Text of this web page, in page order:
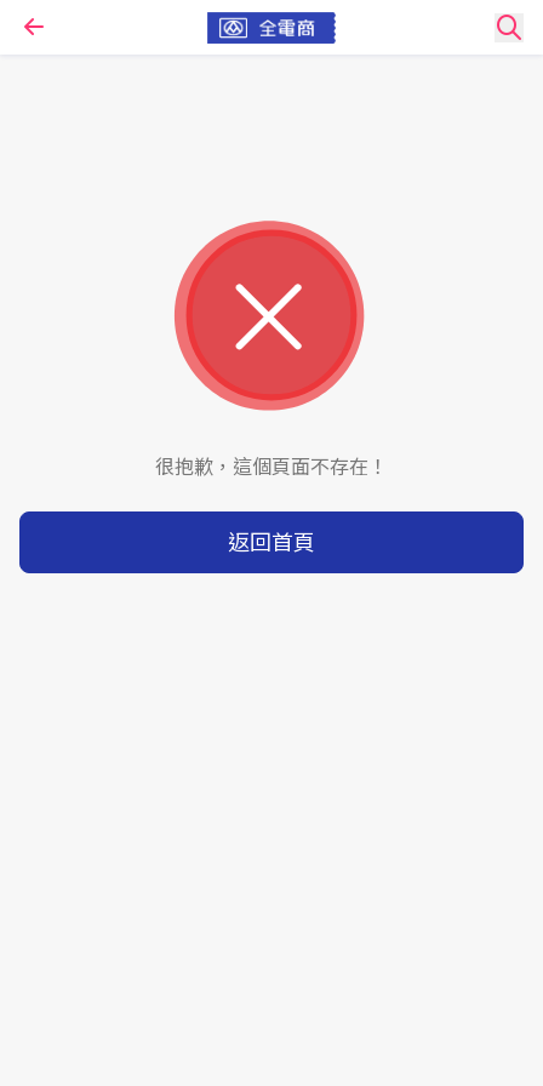
很抱歉，這個頁面不存在！
返回首頁